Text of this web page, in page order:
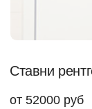
Ставни
от 52000 руб